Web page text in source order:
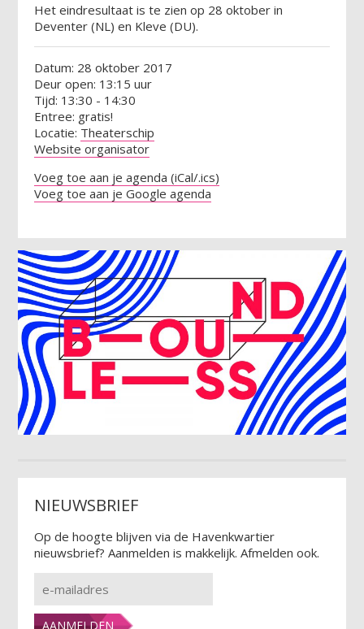
Het eindresultaat is te zien op 28 oktober in
Deventer (NL) en Kleve (DU).
Datum: 28 oktober 2017
Deur open: 13:15 uur
Tijd: 13:30 - 14:30
Entree: gratis!
Locatie: Theaterschip
Website organisator
Voeg toe aan je agenda (iCal/.ics)
Voeg toe aan je Google agenda
NIEUWSBRIEF
Op de hoogte blijven via de Havenkwartier
nieuwsbrief? Aanmelden is makkelijk. Afmelden ook.